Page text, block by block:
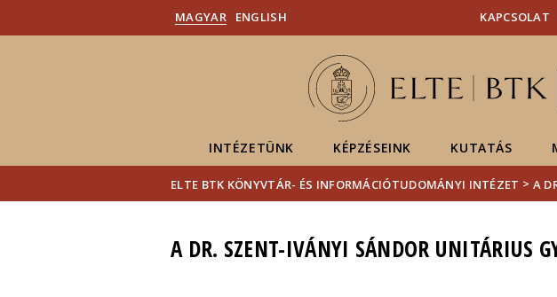
MAGYAR ENGLISH KAPCSOLAT
INTÉZETÜNK KÉPZÉSEINK KUTATÁS
ELTE BTK KÖNYVTÁR- ÉS INFORMÁCIÓTUDOMÁNYI INTÉZET > A
A DR. SZENT-IVÁNYI SÁNDOR UNITÁRIUS